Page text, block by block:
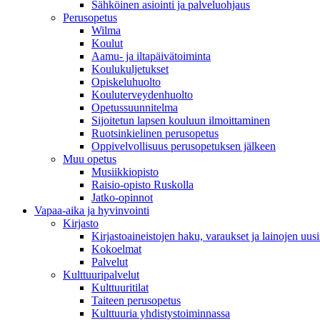
Sähköinen asiointi ja palveluohjaus
Perusopetus
Wilma
Koulut
Aamu- ja iltapäivätoiminta
Koulukuljetukset
Opiskeluhuolto
Kouluterveydenhuolto
Opetussuunnitelma
Sijoitetun lapsen kouluun ilmoittaminen
Ruotsinkielinen perusopetus
Oppivelvollisuus perusopetuksen jälkeen
Muu opetus
Musiikkiopisto
Raisio-opisto Ruskolla
Jatko-opinnot
Vapaa-aika ja hyvinvointi
Kirjasto
Kirjastoaineistojen haku, varaukset ja lainojen
Kokoelmat
Palvelut
Kulttuuripalvelut
Kulttuuritilat
Taiteen perusopetus
Kulttuuria yhdistystoiminnassa